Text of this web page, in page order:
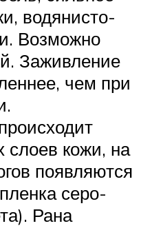
водянисто-
Возможно
Заживление
чем при
слоев кожи, на
появляются
серо-
Рана